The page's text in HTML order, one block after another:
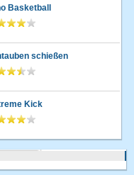
Basketball
schießen
Kick